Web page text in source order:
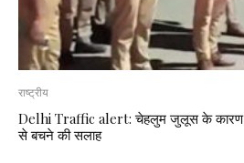
राष्ट्रीय
Delhi Traffic alert: चेहलुम जुलूस के कारण कई
से बचने की सलाह